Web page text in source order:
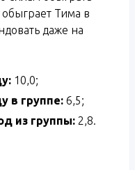
Тима в
даже на
10,0;
в группе: 6,5;
из группы: 2,8.